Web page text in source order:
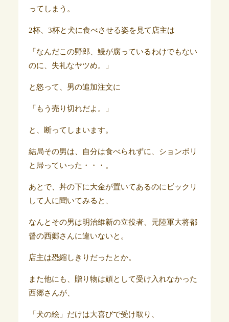
ってしまう。
2杯、3杯と犬に食べさせる姿を見て店主は
「なんだこの野郎、鰻が腐っているわけでもない
のに、失礼なヤツめ。」
と怒って、男の追加注文に
「もう売り切れだよ。」
と、断ってしまいます。
結局その男は、自分は食べられずに、ションボリ
と帰っていった・・・。
あとで、丼の下に大金が置いてあるのにビックリ
して人に聞いてみると、
なんとその男は明治維新の立役者、元陸軍大将都
督の西郷さんに違いないと。
店主は恐縮しきりだったとか。
また他にも、贈り物は頑として受け入れなかった
西郷さんが、
「犬の絵」だけは大喜びで受け取り、